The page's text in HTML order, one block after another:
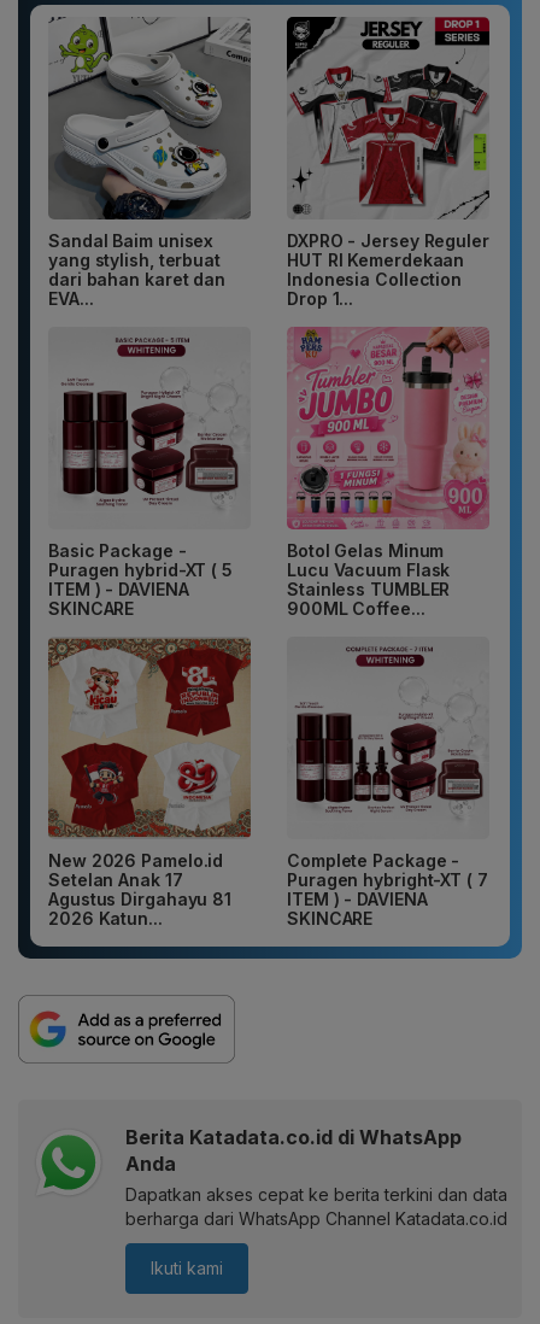
Sandal Baim unisex
yang stylish, terbuat
dari bahan karet dan
EVA...
DXPRO - Jersey Reguler
HUT RI Kemerdekaan
Indonesia Collection
Drop 1...
Basic Package -
Puragen hybrid-XT ( 5
ITEM ) - DAVIENA
SKINCARE
Botol Gelas Minum
Lucu Vacuum Flask
Stainless TUMBLER
900ML Coffee...
New 2026 Pamelo.id
Setelan Anak 17
Agustus Dirgahayu 81
2026 Katun...
Complete Package -
Puragen hybright-XT ( 7
ITEM ) - DAVIENA
SKINCARE
Berita Katadata.co.id di WhatsApp
Anda
Dapatkan akses cepat ke berita terkini dan data
berharga dari WhatsApp Channel Katadata.co.id
Ikuti kami